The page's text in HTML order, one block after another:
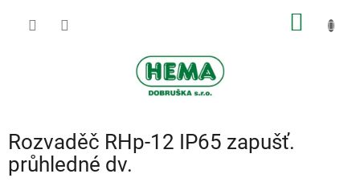
Rozvaděč RHp-12 IP65 zapušť.
průhledné dv.